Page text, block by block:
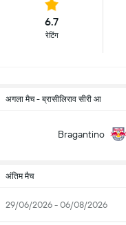
6.7
रेटिंग
अगला मैच - ब्रासीलिराव सीरी आ
Bragantino
अंतिम मैच
29/06/2026 - 06/08/2026